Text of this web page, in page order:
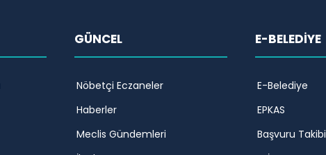
GÜNCEL
Nöbetçi Eczaneler
Haberler
Meclis Gündemleri
E-BELEDİYE
E-Belediye
EPKAS
Başvuru Takibi